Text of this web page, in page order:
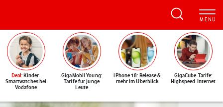
Deal: Kinder-
Smartwatches bei
Vodafone
GigaMobil Young:
Tarife für junge
Leute
iPhone 18: Release &
mehr im Überblick
GigaCube-Tarife:
Highspeed-Internet